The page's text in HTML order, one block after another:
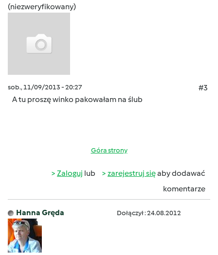
(niezweryfikowany)
sob., 11/09/2013 - 20:27
#3
A tu proszę winko pakowałam na ślub
Góra strony
Zaloguj lub zarejestruj sięaby dodawać
komentarze
Hanna Gręda Dołączył : 24.08.2012